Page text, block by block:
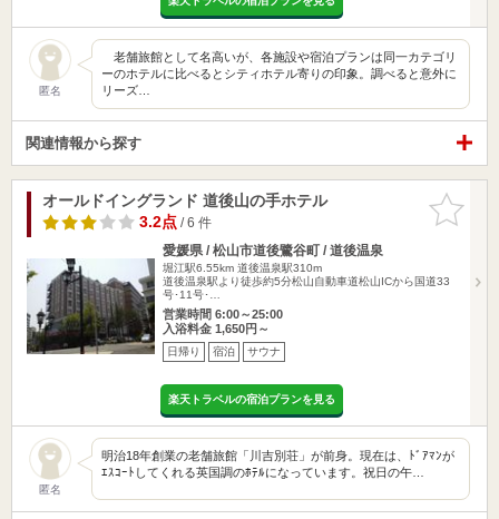
匿名
老舗旅館として名高いが、各施設や宿泊プランは同一カテゴリ
ーのホテルに比べるとシティホテル寄りの印象。調べると意外に
リーズ…
関連情報から探す
お気に入
りに追加
オールドイングランド 道後山の手ホテル
3.2点/ 6 件
愛媛県 / 松山市道後鷺谷町 / 道後温泉
堀江駅6.55km 道後温泉駅310m
道後温泉駅より徒歩約5分松山自動車道松山ICから国道33
号･11号･…
営業時間 6:00～25:00
入浴料金 1,650円～
日帰り 宿泊 サウナ
楽天トラベルの宿泊プランを見る
匿名
明治18年創業の老舗旅館「川吉別荘」が前身。現在は、ﾄﾞｱﾏﾝが
ｴｽｺｰﾄしてくれる英国調のﾎﾃﾙになっています。祝日の午…